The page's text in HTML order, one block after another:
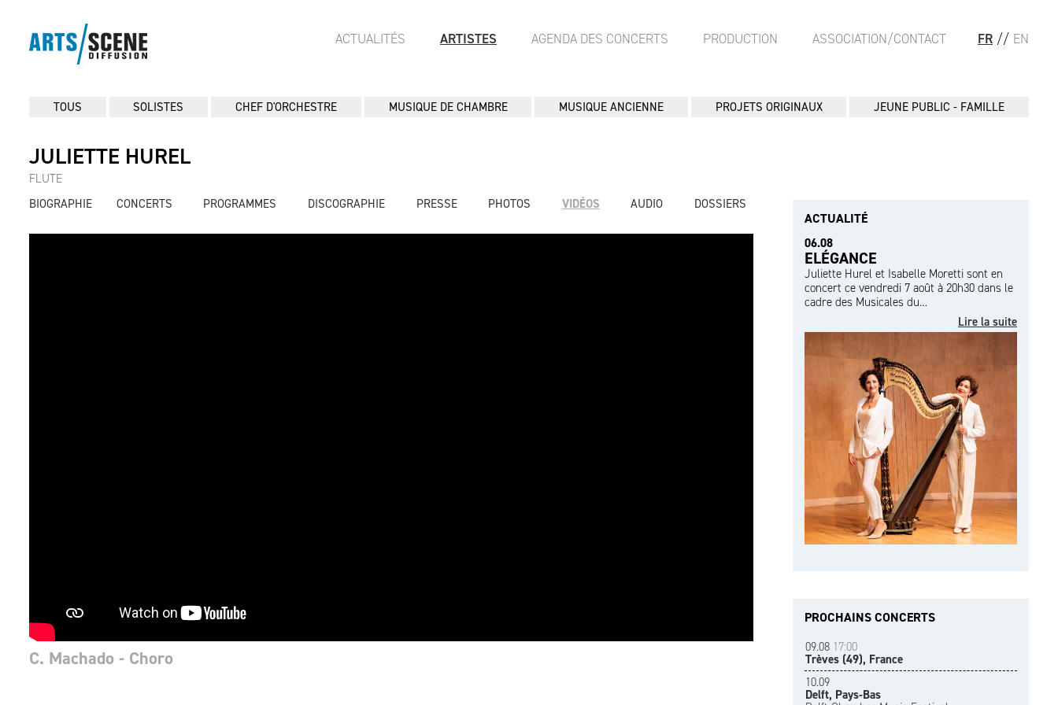
FR // EN
ACTUALITÉS ARTISTES AGENDA DES CONCERTS PRODUCTION ASSOCIATION/CONTACT
TOUS SOLISTES CHEF D'ORCHESTRE MUSIQUE DE CHAMBRE MUSIQUE ANCIENNE PROJETS ORIGINAUX JEUNE PUBLIC - FAMILLE
JULIETTE HUREL
FLUTE
BIOGRAPHIE
CONCERTS PROGRAMMES DISCOGRAPHIE PRESSE PHOTOS VIDÉOS AUDIO DOSSIERS
C. Machado - Choro
ACTUALITÉ
06.08
ELÉGANCE
Juliette Hurel et Isabelle Moretti sont en
concert ce vendredi 7 août à 20h30 dans le
cadre des Musicales du…
Lire la suite
PROCHAINS CONCERTS
09.08 17:00
Trèves (49), France
10.09
Delft, Pays-Bas